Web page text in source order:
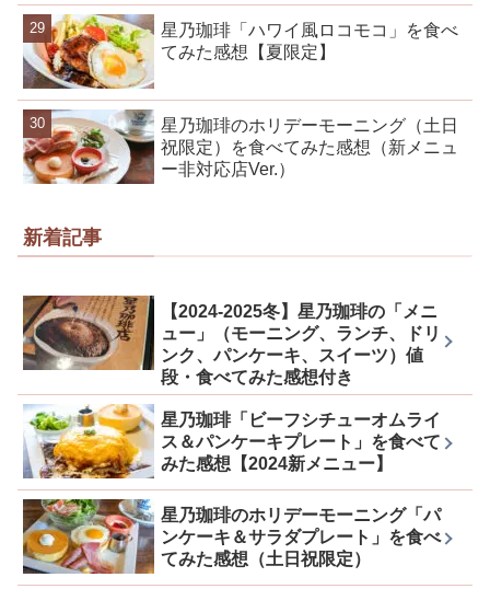
星乃珈琲「ハワイ風ロコモコ」を食べ
てみた感想【夏限定】
星乃珈琲のホリデーモーニング（土日
祝限定）を食べてみた感想（新メニュ
ー非対応店Ver.）
新着記事
【2024-2025冬】星乃珈琲の「メニ
ュー」（モーニング、ランチ、ドリ
ンク、パンケーキ、スイーツ）値
段・食べてみた感想付き
星乃珈琲「ビーフシチューオムライ
ス＆パンケーキプレート」を食べて
みた感想【2024新メニュー】
星乃珈琲のホリデーモーニング「パ
ンケーキ＆サラダプレート」を食べ
てみた感想（土日祝限定）